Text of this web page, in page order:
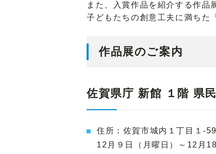
また、入賞作品を紹介する作品
子どもたちの創意工夫に満ちた
作品展のご案内
佐賀県庁 新館 １階 県
住所：佐賀市城内１丁目１-59
12月９日（月曜日）～12月